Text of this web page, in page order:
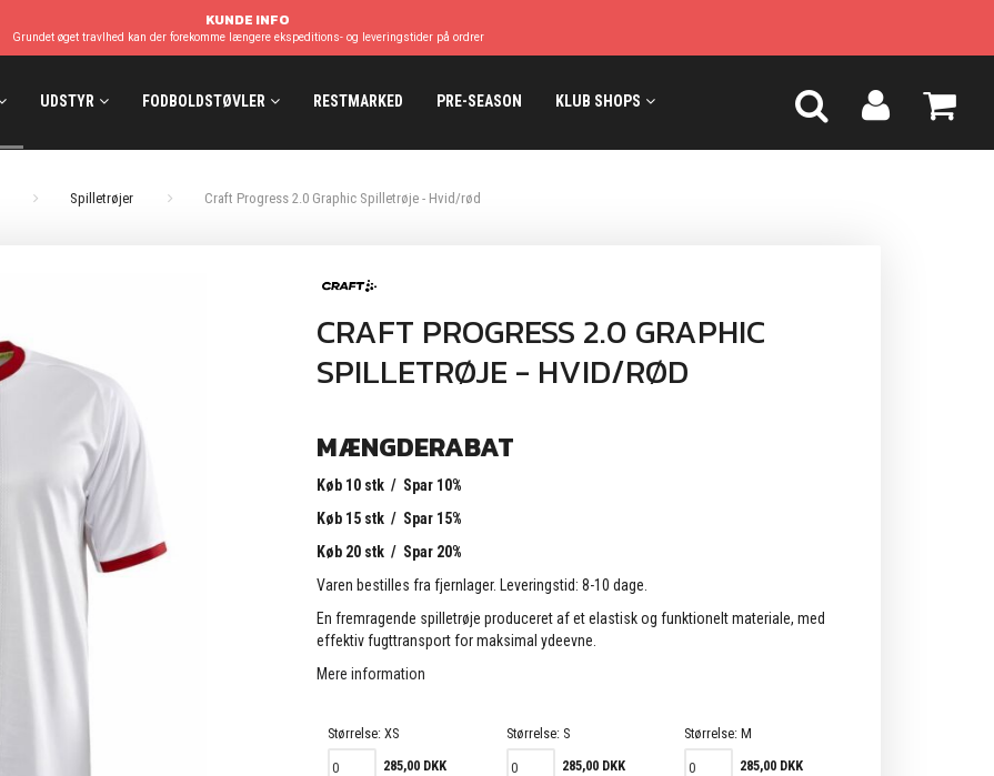
KUNDE INFO
Grundet øget travlhed kan der forekomme længere ekspeditions- og leveringstider på ordrer
UDSTYR FODBOLDSTØVLER RESTMARKED PRE-SEASON KLUB SHOPS
Spilletrøjer Craft Progress 2.0 Graphic Spilletrøje - Hvid/rød
CRAFT PROGRESS 2.0 GRAPHIC
SPILLETRØJE - HVID/RØD
MÆNGDERABAT
Køb 10 stk / Spar 10%
Køb 15 stk / Spar 15%
Køb 20 stk / Spar 20%
Varen bestilles fra fjernlager. Leveringstid: 8-10 dage.
En fremragende spilletrøje produceret af et elastisk og funktionelt materiale, med
effektiv fugttransport for maksimal ydeevne.
Mere information
Størrelse:XS
285,00 DKK
Størrelse: S
285,00 DKK
Størrelse:M
285,00 DKK